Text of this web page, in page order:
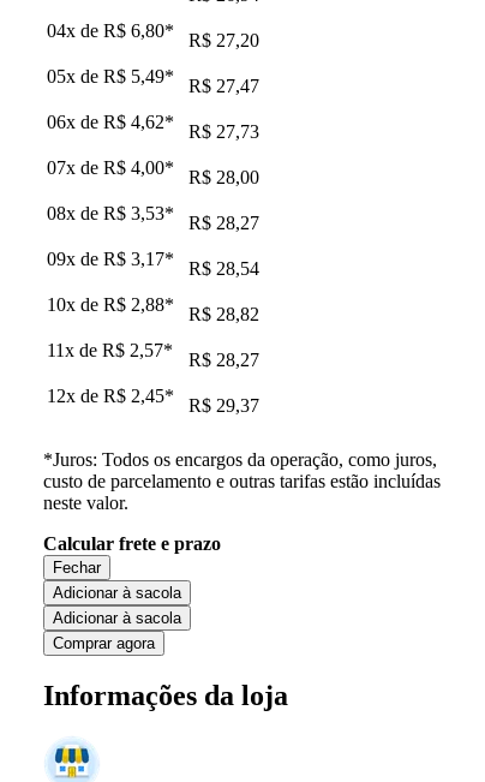
04x de R$ 6,80*
R$ 27,20
05x de R$ 5,49*
R$ 27,47
06x de R$ 4,62*
R$ 27,73
07x de R$ 4,00*
R$ 28,00
08x de R$ 3,53*
R$ 28,27
09x de R$ 3,17*
R$ 28,54
10x de R$ 2,88*
R$ 28,82
11x de R$ 2,57*
R$ 28,27
12x de R$ 2,45* R$ 29,37
*Juros: Todos os encargos da operação, como juros,
custo de parcelamento e outras tarifas estão incluídas
neste valor.
Calcular frete e prazo
Fechar
Adicionar à sacola
Adicionar à sacola
Comprar agora
Informações da loja